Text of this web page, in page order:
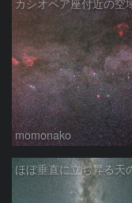
momonako